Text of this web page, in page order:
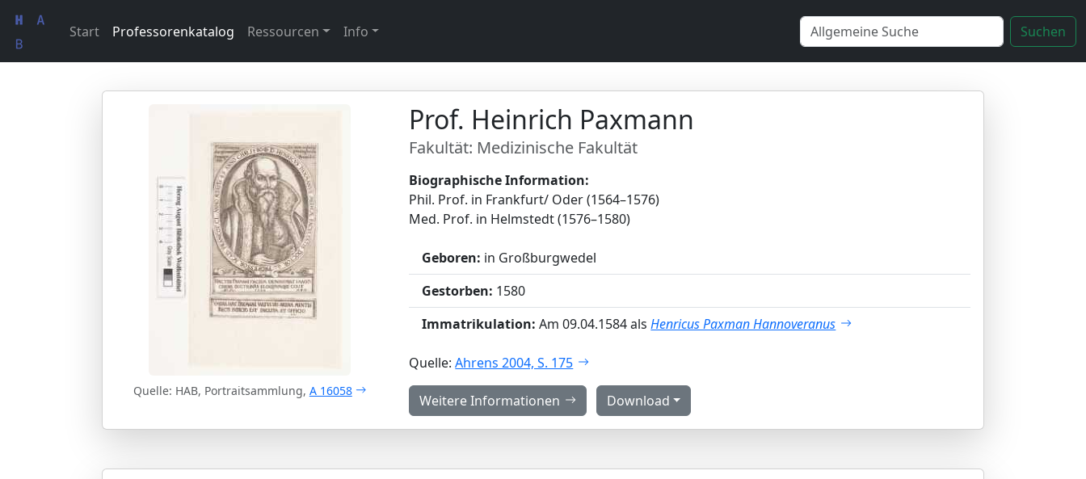
Start Professorenkatalog Ressourcen Info Suchen
Quelle: HAB, Portraitsammlung, A 16058
Prof. Heinrich Paxmann
Fakultät: Medizinische Fakultät
Biographische Information:
Phil. Prof. in Frankfurt/ Oder (1564–1576)
Med. Prof. in Helmstedt (1576–1580)
Geboren: in Großburgwedel
Gestorben: 1580
Immatrikulation: Am 09.04.1584 alsHenricus Paxman Hannoveranus
Quelle:Ahrens 2004, S. 175
Weitere Informationen Download